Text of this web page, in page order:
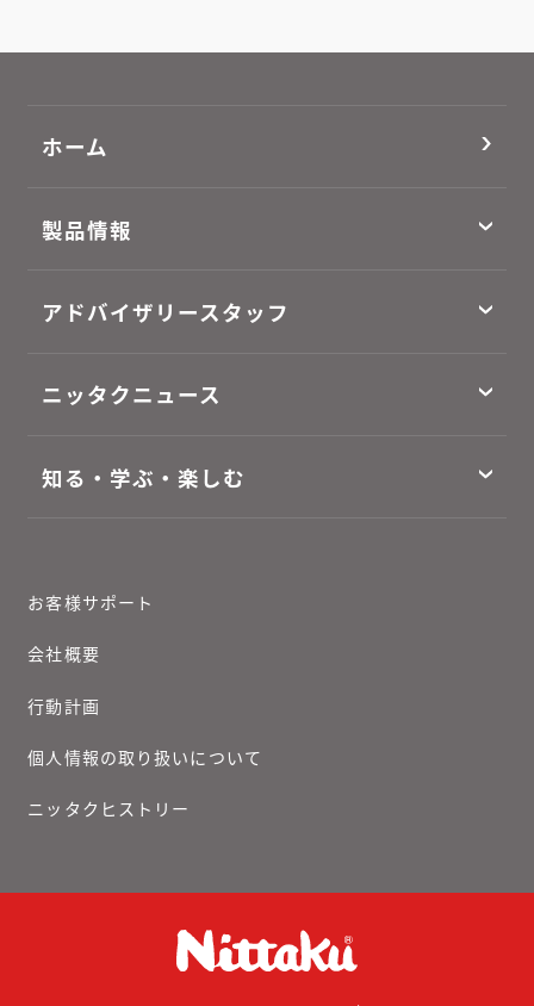
ホーム
製品情報
アドバイザリースタッフ
ニッタクニュース
知る・学ぶ・楽しむ
お客様サポート
会社概要
行動計画
個人情報の取り扱いについて
ニッタクヒストリー